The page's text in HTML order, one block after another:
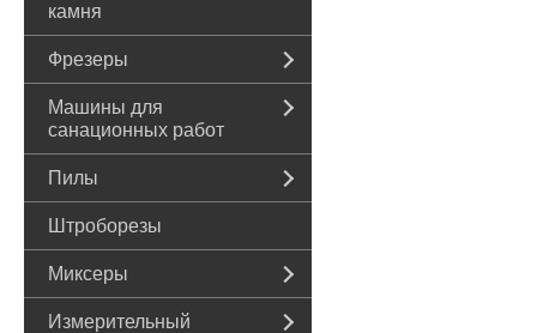
камня
Фрезеры
Машины для
санационных работ
Пилы
Штроборезы
Миксеры
Измерительный